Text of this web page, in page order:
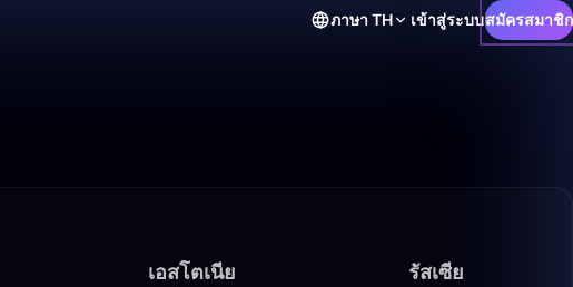
ภาษา TH เข้าสู่ระบบสมัครสมาชิก
เอสโตเนีย รัสเซีย